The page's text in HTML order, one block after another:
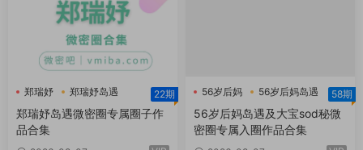
郑瑞妤
郑瑞妤岛遇
郑瑞妤微博
22期
郑瑞妤岛遇微密圈专属圈子作
品合集
56岁后妈
56岁后妈岛遇
大宝sod秘
58期
56岁后妈岛遇及大宝sod秘微
密圈专属入圈作品合集